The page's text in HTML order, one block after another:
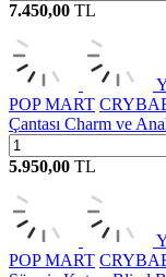
7.450,00 TL
POP MART
Çantası Charm ve
5.950,00 TL
POP MART